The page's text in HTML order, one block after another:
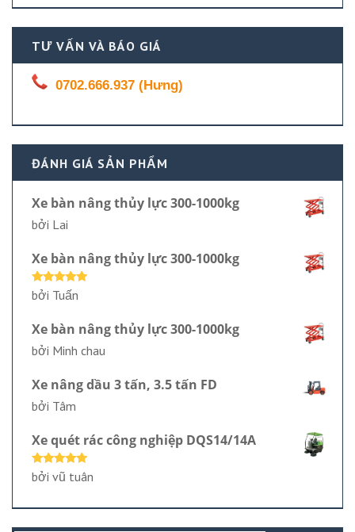
TƯ VẤN VÀ BÁO GIÁ
0702.666.937 (Hưng)
ĐÁNH GIÁ SẢN PHẨM
Xe bàn nâng thủy lực 300-1000kg
bởi Lai
Xe bàn nâng thủy lực 300-1000kg
Được xếp
hạng55
bởi Tuấn
Xe bàn nâng thủy lực 300-1000kg
bởi Minh chau
Xe nâng dầu 3 tấn, 3.5 tấn FD
bởi Tâm
Xe quét rác công nghiệp DQS14/14A
Được xếp
hạng 55
bởi vũ tuân